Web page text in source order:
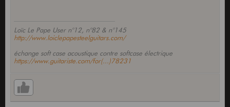
Loïc Le Pape User n°12, n°82 & n°145
http://www.loiclepapesteelguitars.com/
échange soft case acoustique contre softcase électrique
https://www.guitariste.com/for(...)78231